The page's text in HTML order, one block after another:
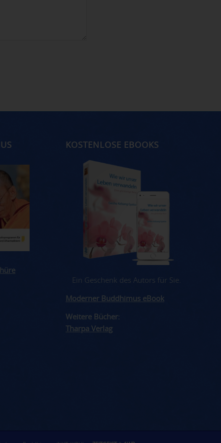
KOSTENLOSE EBOOKS
Ein Geschenk des Autors für Sie.
Moderner Buddhimus eBook
Weitere Bücher:
Tharpa Verlag